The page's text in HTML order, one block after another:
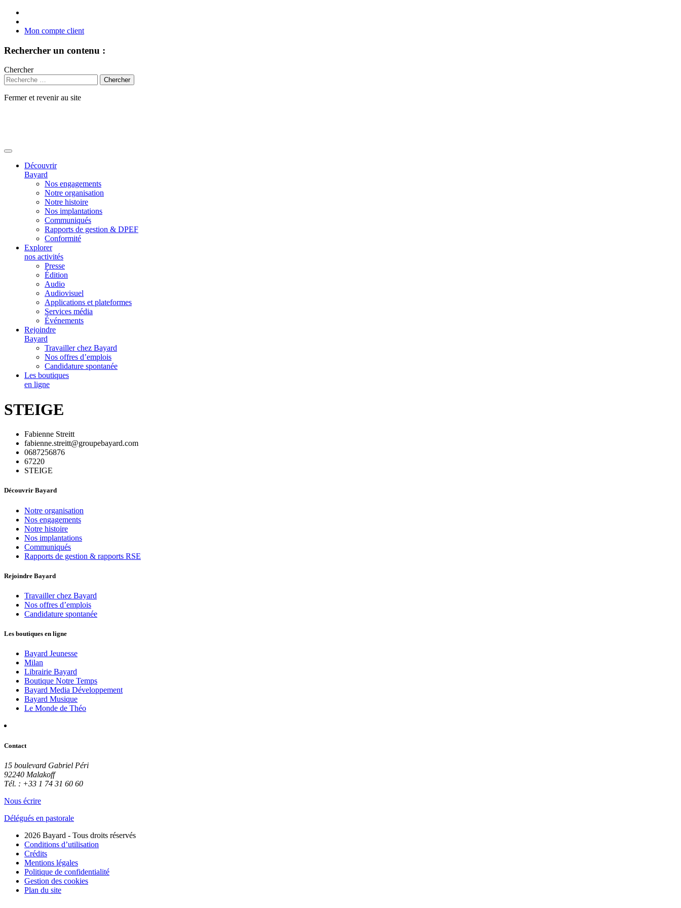
Mon compte client
Rechercher un contenu :
Chercher
Fermer et revenir au site
Découvrir
Bayard
Nos engagements
Notre organisation
Notre histoire
Nos implantations
Communiqués
Rapports de gestion & DPEF
Conformité
Explorer
nos activités
Presse
Édition
Audio
Audiovisuel
Applications et plateformes
Services média
Événements
Rejoindre
Bayard
Travailler chez Bayard
Nos offres d’emplois
Candidature spontanée
Les boutiques
en ligne
STEIGE
Fabienne Streitt
fabienne.streitt@groupebayard.com
0687256876
67220
STEIGE
Découvrir Bayard
Notre organisation
Nos engagements
Notre histoire
Nos implantations
Communiqués
Rapports de gestion & rapports RSE
Rejoindre Bayard
Travailler chez Bayard
Nos offres d’emplois
Candidature spontanée
Les boutiques en ligne
Bayard Jeunesse
Milan
Librairie Bayard
Boutique Notre Temps
Bayard Media Développement
Bayard Musique
Le Monde de Théo
Contact
15 boulevard Gabriel Péri
92240 Malakoff
Tél. : +33 1 74 31 60 60
Nous écrire
Délégués en pastorale
2026 Bayard - Tous droits réservés
Conditions d’utilisation
Crédits
Mentions légales
Politique de confidentialité
Gestion des cookies
Plan du site